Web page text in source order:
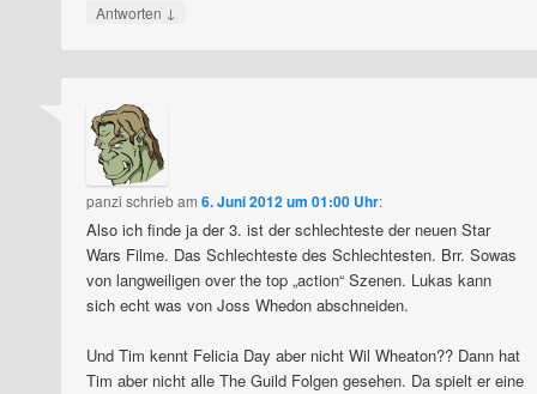
Antworten ↓
panzi schriebam6. Juni 2012 um 01:00 Uhr:
Also ich finde ja der 3. ist der schlechteste der neuen Star
Wars Filme. Das Schlechteste des Schlechtesten. Brr. Sowas
von langweiligen over the top „action“ Szenen. Lukas kann
sich echt was von Joss Whedon abschneiden.
Und Tim kennt Felicia Day aber nicht Wil Wheaton?? Dann hat
Tim aber nicht alle The Guild Folgen gesehen. Da spielt er eine